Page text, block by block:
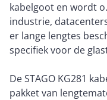
kabelgoot en wordt
industrie,
er lange lengtes
specifiek voor de
De STAGO KG281
pakket van